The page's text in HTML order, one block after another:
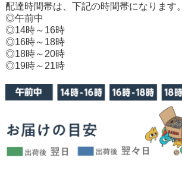
配達時間帯は、下記の時間帯になります。
◎午前中
◎14時～16時
◎16時～18時
◎18時～20時
◎19時～21時